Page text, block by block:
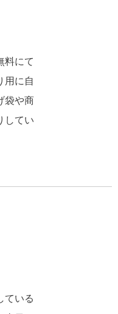
料にて
用に自
袋や商
してい
ている